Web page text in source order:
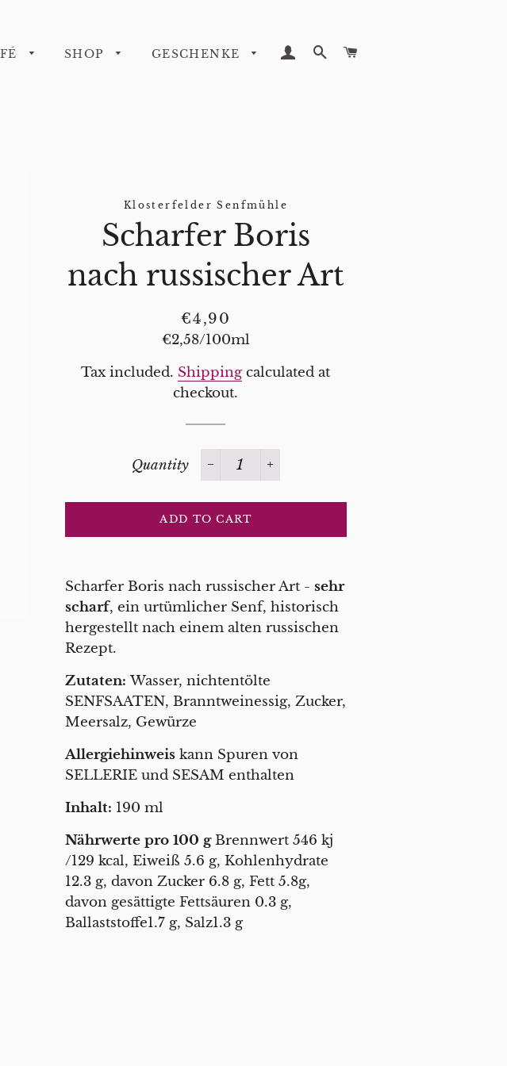
SHOP GESCHENKE LOG INSEARCH
Klosterfelder Senfmühle
Scharfer Boris
nach russischer Art
Regular
price
Sale
price
€4,90
Unit
€2,58/per
100ml
Tax included. Shippingcalculated at
checkout.
Quantity
−
+
ADD TO CART
Scharfer Boris nach russischer Art - sehr
scharf, ein urtümlicher Senf, historisch
hergestellt nach einem alten russischen
Rezept.
Zutaten:Wasser, nichtentölte
SENFSAATEN, Branntweinessig, Zucker,
Meersalz, Gewürze
Allergiehinweiskann Spuren von
SELLERIE und SESAM enthalten
Inhalt: 190 ml
Nährwerte pro 100 gBrennwert 546 kj
/129 kcal, Eiweiß 5.6 g, Kohlenhydrate
12.3 g, davon Zucker 6.8 g, Fett 5.8g,
davon gesättigte Fettsäuren 0.3 g,
Ballaststoffe1.7 g, Salz1.3 g